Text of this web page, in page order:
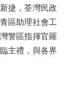
捷，荃灣民政
區助理社會工
警區指揮官羅
主禮，與各界